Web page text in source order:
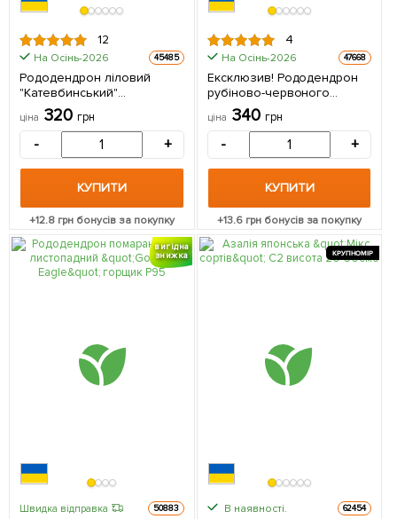
12
На Осінь-2026 45485
Рододендрон ліловий
"Катевбинський"
(Catawbiense) горщик Р9 1
саджанець в упаковці
ціна 320 грн
- +
КУПИТИ
+12.8 грн бонусів за покупку
4
На Осінь-2026 47668
Ексклюзив! Рододендрон
рубіново-червоного
кольору "Джокер" (Joker)
(преміальний,
морозостійкий сорт) 1
саджанець в упаковці
ціна 340 грн
- +
КУПИТИ
+13.6грн бонусів за покупку
вигідна
знижка
Швидка відправка 50883
КРУПНОМІР
В наявності. 62454